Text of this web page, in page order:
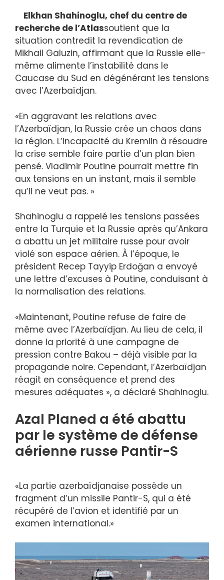
Elkhan Shahinoglu, chef du centre de
recherche de l’Atlassoutient que la
situation contredit la revendication de
Mikhail Galuzin, affirmant que la Russie elle-
même alimente l’instabilité dans le
Caucase du Sud en dégénérant les tensions
avec l’Azerbaïdjan.
«En aggravant les relations avec
l’Azerbaïdjan, la Russie crée un chaos dans
la région. L’incapacité du Kremlin à résoudre
la crise semble faire partie d’un plan bien
pensé. Vladimir Poutine pourrait mettre fin
aux tensions en un instant, mais il semble
qu’il ne veut pas. »
Shahinoglu a rappelé les tensions passées
entre la Turquie et la Russie après qu’Ankara
a abattu un jet militaire russe pour avoir
violé son espace aérien. À l’époque, le
président Recep Tayyip Erdoğan a envoyé
une lettre d’excuses à Poutine, conduisant à
la normalisation des relations.
«Maintenant, Poutine refuse de faire de
même avec l’Azerbaïdjan. Au lieu de cela, il
donne la priorité à une campagne de
pression contre Bakou – déjà visible par la
propagande noire. Cependant, l’Azerbaïdjan
réagit en conséquence et prend des
mesures adéquates », a déclaré Shahinoglu.
Azal Planed a été abattu
par le système de défense
aérienne russe Pantir-S
«La partie azerbaïdjanaise possède un
fragment d’un missile Pantir-S, qui a été
récupéré de l’avion et identifié par un
examen international.»